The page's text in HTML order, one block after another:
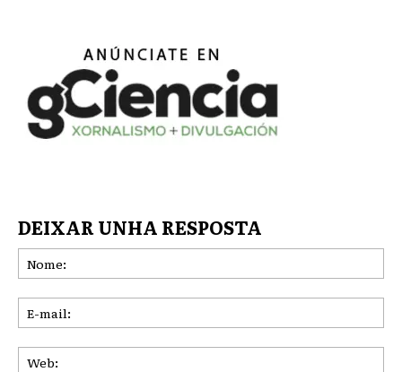
DEIXAR UNHA RESPOSTA